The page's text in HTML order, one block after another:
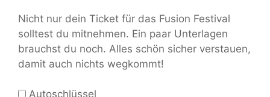
Nicht nur dein Ticket für das Fusion Festival
solltest du mitnehmen. Ein paar Unterlagen
brauchst du noch. Alles schön sicher verstauen,
damit auch nichts wegkommt!
Autoschlüssel